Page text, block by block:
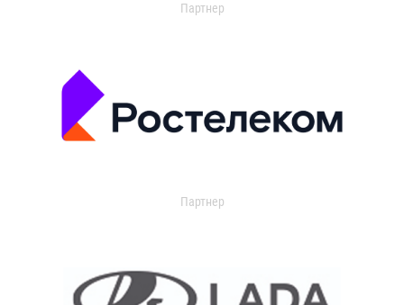
Партнер
Партнер